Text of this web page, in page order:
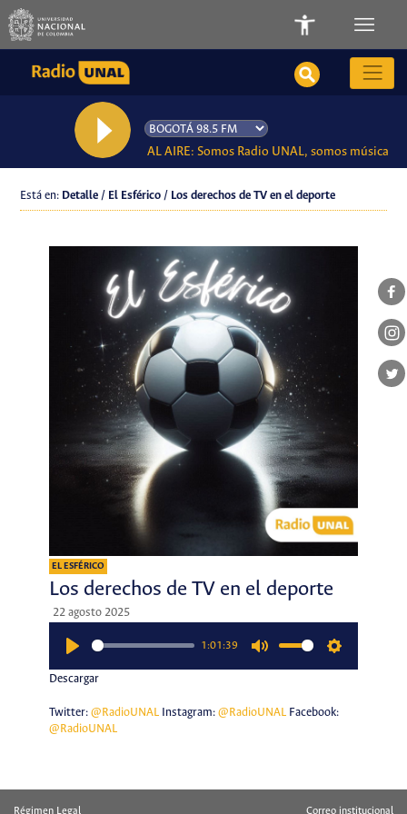
AL AIRE: Somos Radio UNAL, somos música
Está en: Detalle / El Esférico / Los derechos de TV en el deporte
EL ESFÉRICO
Los derechos de TV en el deporte
22 agosto 2025
1:01:39
Descargar
Twitter: @RadioUNALInstagram: @RadioUNALFacebook:
@RadioUNAL
Régimen Legal Correo institucional